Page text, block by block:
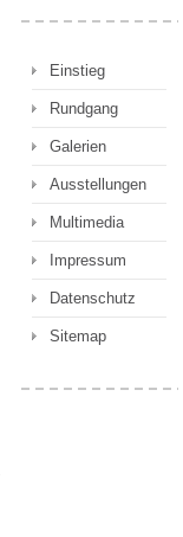
Einstieg
Rundgang
Galerien
Ausstellungen
Multimedia
Impressum
Datenschutz
Sitemap